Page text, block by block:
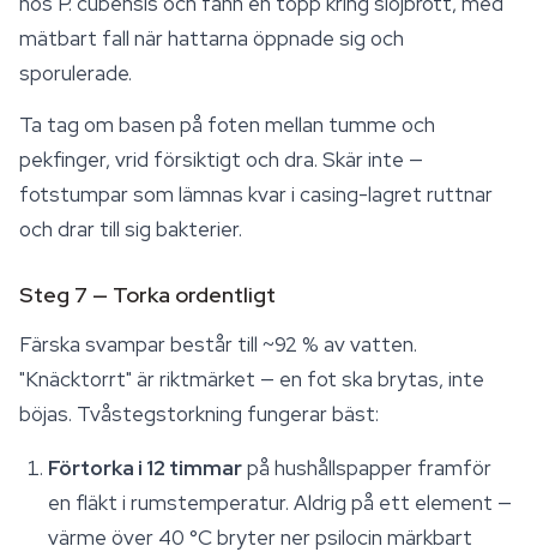
mätbart fall när hattarna öppnade sig och
sporulerade.
Ta tag om basen på foten mellan tumme och
pekfinger, vrid försiktigt och dra. Skär inte —
fotstumpar som lämnas kvar i casing-lagret ruttnar
och drar till sig bakterier.
Steg 7 — Torka ordentligt
Färska svampar består till ~92 % av vatten.
"Knäcktorrt" är riktmärket — en fot ska brytas, inte
böjas. Tvåstegstorkning fungerar bäst:
Förtorka i 12 timmarpå hushållspapper framför
en fläkt i rumstemperatur. Aldrig på ett element —
värme över 40 °C bryter ner psilocin märkbart